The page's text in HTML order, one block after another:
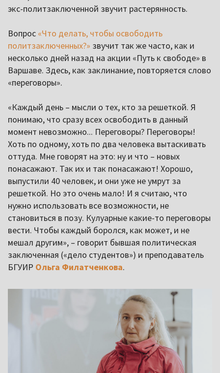
экс-политзаключенной звучит растерянность.
Вопрос «Что делать, чтобы освободить
политзаключенных?» звучит так же часто, как и
несколько дней назад на акции «Путь к свободе» в
Варшаве. Здесь, как заклинание, повторяется слово
«переговоры».
«Каждый день – мысли о тех, кто за решеткой. Я
понимаю, что сразу всех освободить в данный
момент невозможно... Переговоры? Переговоры!
Хоть по одному, хоть по два человека вытаскивать
оттуда. Мне говорят на это: ну и что – новых
понасажают. Так их и так понасажают! Хорошо,
выпустили 40 человек, и они уже не умрут за
решеткой. Но это очень мало! И я считаю, что
нужно использовать все возможности, не
становиться в позу. Кулуарные какие-то переговоры
вести. Чтобы каждый боролся, как может, и не
мешал другим», – говорит бывшая политическая
заключенная («дело студентов») и преподаватель
БГУИР Ольга Филатченкова.